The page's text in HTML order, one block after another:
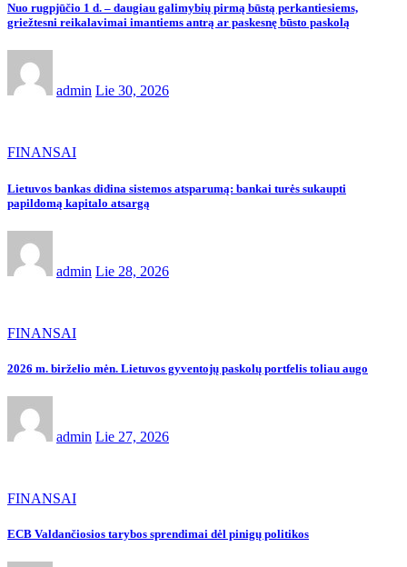
Nuo rugpjūčio 1 d. – daugiau galimybių pirmą būstą perkantiesiems,
griežtesni reikalavimai imantiems antrą ar paskesnę būsto paskolą
admin Lie 30, 2026
FINANSAI
Lietuvos bankas didina sistemos atsparumą: bankai turės sukaupti
papildomą kapitalo atsargą
admin Lie 28, 2026
FINANSAI
2026 m. birželio mėn. Lietuvos gyventojų paskolų portfelis toliau augo
admin Lie 27, 2026
FINANSAI
ECB Valdančiosios tarybos sprendimai dėl pinigų politikos